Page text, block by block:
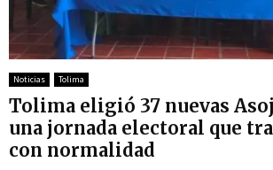
Noticias Tolima
Tolima eligió 37 nuevas
una jornada electoral que
con normalidad